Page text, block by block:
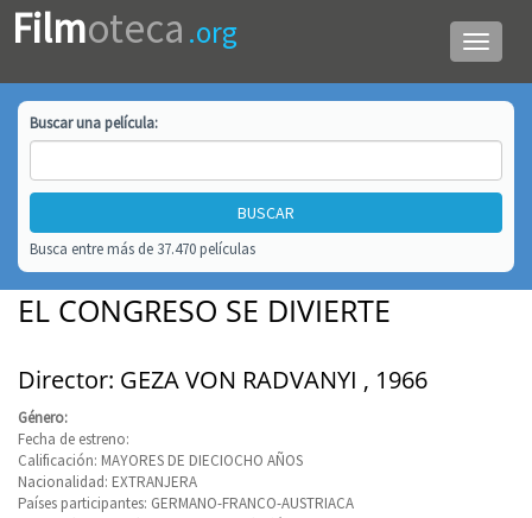
Menú
de
Filmoteca .org
Buscar unapelícula:
Busca entre más de 37.470 películas
EL CONGRESO SE DIVIERTE
Director: GEZA VON RADVANYI , 1966
Género:
Fecha de estreno:
Calificación: MAYORES DE DIECIOCHO AÑOS
Nacionalidad: EXTRANJERA
Países participantes: GERMANO-FRANCO-AUSTRIACA